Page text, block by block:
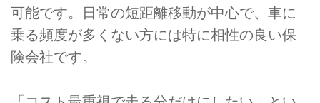
可能です。日常の短距離移動が中心で、車に
乗る頻度が多くない方には特に相性の良い保
険会社です。